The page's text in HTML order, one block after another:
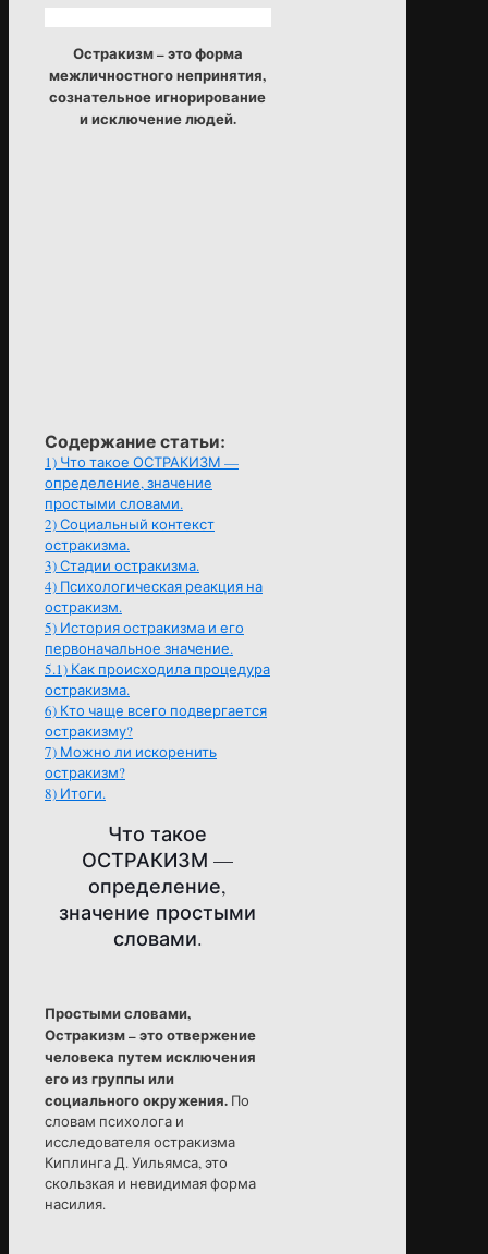
Остракизм – это форма
межличностного непринятия,
сознательное игнорирование
и исключение людей.
Содержание статьи:
1) Что такое ОСТРАКИЗМ —
определение, значение
простыми словами.
2)Социальный контекст
остракизма.
3)Стадии остракизма.
4) Психологическая реакция на
остракизм.
5) История остракизма и его
первоначальное значение.
5.1) Как происходила процедура
остракизма.
6) Кто чаще всего подвергается
остракизму?
7) Можно ли искоренить
остракизм?
8) Итоги.
Что такое
ОСТРАКИЗМ —
определение,
значение простыми
словами.
Простыми словами,
Остракизм – это отвержение
человека путем исключения
его из группы или
социального окружения. По
словам психолога и
исследователя остракизма
Киплинга Д. Уильямса, это
скользкая и невидимая форма
насилия.